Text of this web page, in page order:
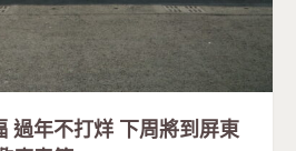
過年不打烊 下周將到屏東